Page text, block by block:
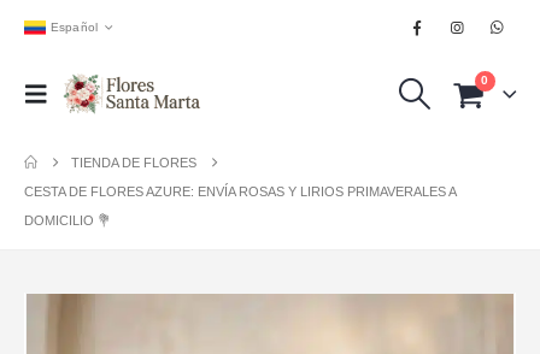
Español
0
TIENDA DE FLORES
CESTA DE FLORES AZURE: ENVÍA ROSAS Y LIRIOS PRIMAVERALES A
DOMICILIO 💐